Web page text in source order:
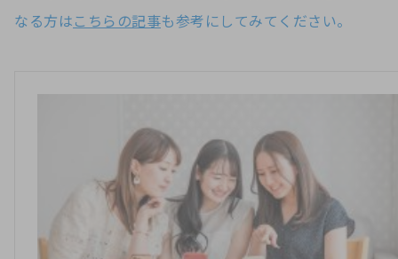
なる方は こちらの記事も参考にしてみてください。